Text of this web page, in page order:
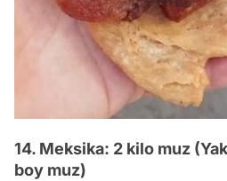
14. Meksika: 2 kilo muz
boy muz)